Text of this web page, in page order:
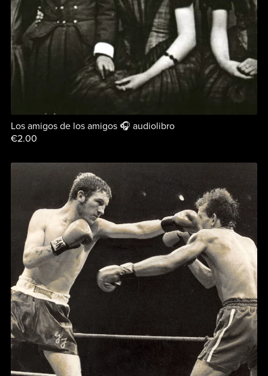
Los amigos de los amigos 🎧 audiolibro
€2.00